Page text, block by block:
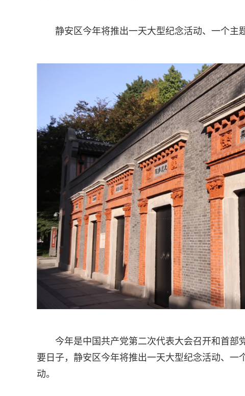
静安区今年将推出一天大型纪念活动、一个主
今年是中国共产党第二次代表大会召开和首部
要日子，静安区今年将推出一天大型纪念活动、
动。